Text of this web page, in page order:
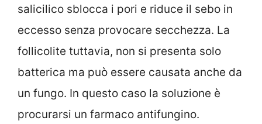
salicilico sblocca i pori e riduce il sebo in
eccesso senza provocare secchezza. La
follicolite tuttavia, non si presenta solo
batterica ma può essere causata anche da
un fungo. In questo caso la soluzione è
procurarsi un farmaco antifungino.